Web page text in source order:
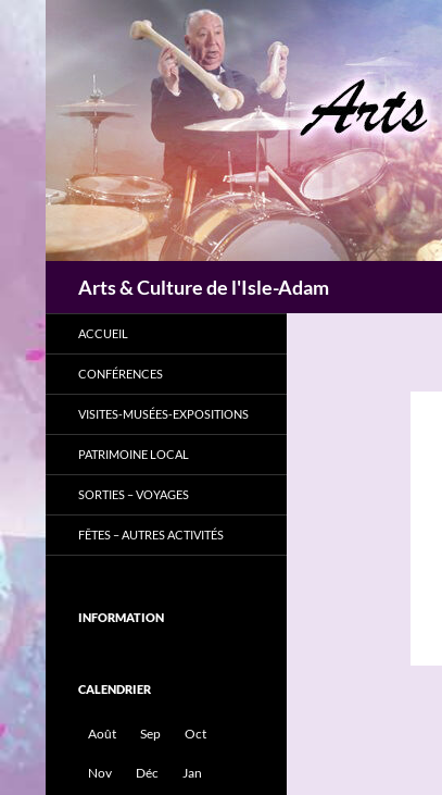
contenu
Arts & Culture de l'Isle-Adam
ACCUEIL
CONFÉRENCES
VISITES-MUSÉES-EXPOSITIONS
PATRIMOINE LOCAL
SORTIES – VOYAGES
FÊTES – AUTRES ACTIVITÉS
INFORMATION
CALENDRIER
Août Sep Oct
Nov Déc Jan